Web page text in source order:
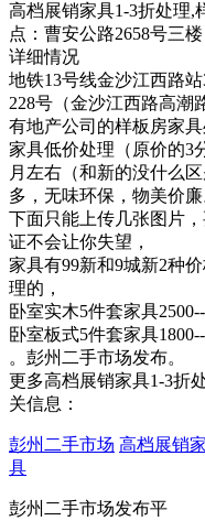
高档展销家具1-3折处理,
点： 曹安公路2658号三楼
详细情况
地铁13号线金沙江西路
228号（金沙江西路高潮
有地产公司的样板房家
家具低价处理（原价的3
月左右（和新的没什么
多，无味环保，物美价廉
下面只能上传几张图片
证不会让你失望，
家具有99新和9城新2种
理的，
卧室实木5件套家具2500--
卧室板式5件套家具1800--
。彭州二手市场发布。
更多高档展销家具1-3折
关信息：
彭州二手市场 高档展销
具
彭州二手市场发布平